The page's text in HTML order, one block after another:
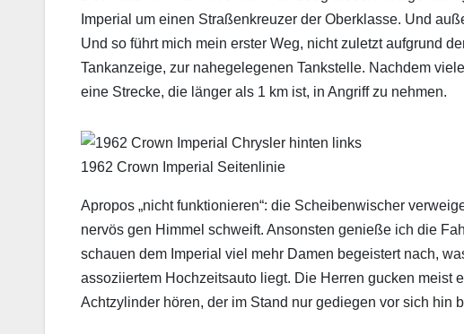
Imperial um einen Straßenkreuzer der Oberklasse. Und
Und so führt mich mein erster Weg, nicht zuletzt aufgrund
Tankanzeige, zur nahegelegenen Tankstelle. Nachdem
eine Strecke, die länger als 1 km ist, in Angriff zu nehmen.
1962 Crown Imperial Seitenlinie
Apropos „nicht funktionieren“: die Scheibenwischer
nervös gen Himmel schweift. Ansonsten genieße ich die
schauen dem Imperial viel mehr Damen begeistert nach,
assoziiertem Hochzeitsauto liegt. Die Herren gucken meist
Achtzylinder hören, der im Stand nur gediegen vor sich hin